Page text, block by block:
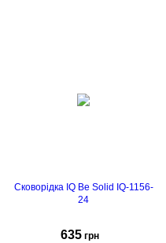
Сковорідка IQ Be Solid IQ-1156-
24
635 грн